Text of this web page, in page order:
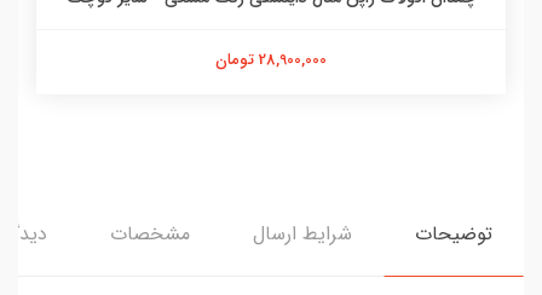
28,900,000 تومان
توضیحات شرایط ارسال مشخصات